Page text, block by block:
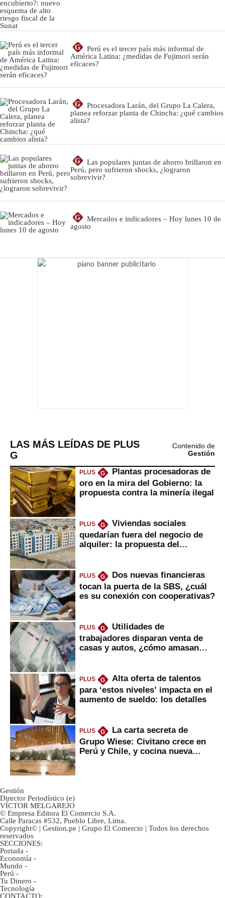
G
Perú es el tercer país más informal de
América Latina: ¿medidas de Fujimori serán
eficaces?
G
Procesadora Larán, del Grupo La Calera,
planea reforzar planta de Chincha: ¿qué cambios
alista?
G
Las populares juntas de ahorro brillaron en
Perú, pero sufrieron shocks, ¿lograron
sobrevivir?
G
Mercados e indicadores – Hoy lunes 10 de
agosto
LAS MÁS LEÍDAS DE PLUS
G
Contenido de
Gestión
PLUS G
Plantas procesadoras de
oro en la mira del Gobierno: la
propuesta contra la minería ilegal
PLUS G
Viviendas sociales
quedarían fuera del negocio de
alquiler: la propuesta del
PLUS G
Dos nuevas financieras
tocan la puerta de la SBS, ¿cuál
es su conexión con cooperativas?
PLUS G
Utilidades de
trabajadores disparan venta de
casas y autos, ¿cómo amasan
PLUS G
Alta oferta de talentos
para ‘estos niveles’ impacta en el
aumento de sueldo: los detalles
PLUS G
La carta secreta de
Grupo Wiese: Civitano crece en
Perú y Chile, y cocina nueva
Gestión
Director Periodístico (e)
VÍCTOR MELGAREJO
© Empresa Editora El Comercio S.A.
Calle Paracas #532, Pueblo Libre, Lima.
Copyright© | Gestion.pe | Grupo El Comercio | Todos los derechos
reservados
SECCIONES:
Portada -
Economía -
Mundo -
Perú -
Tu Dinero -
Tecnología
CONTACTO: